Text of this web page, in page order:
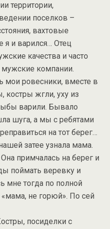
территории,
поселков –
вахтовые
я и варился… Отец
качества и часто
мужские компании.
мои ровесники, вместе в
костры жгли, уху из
варили. Бывало
шуга, а мы с ребятами
на тот берег…
затее узнала мама.
примчалась на берег и
поймать веревку и
мне тогда по полной
не горюй». По сей
посиделки с